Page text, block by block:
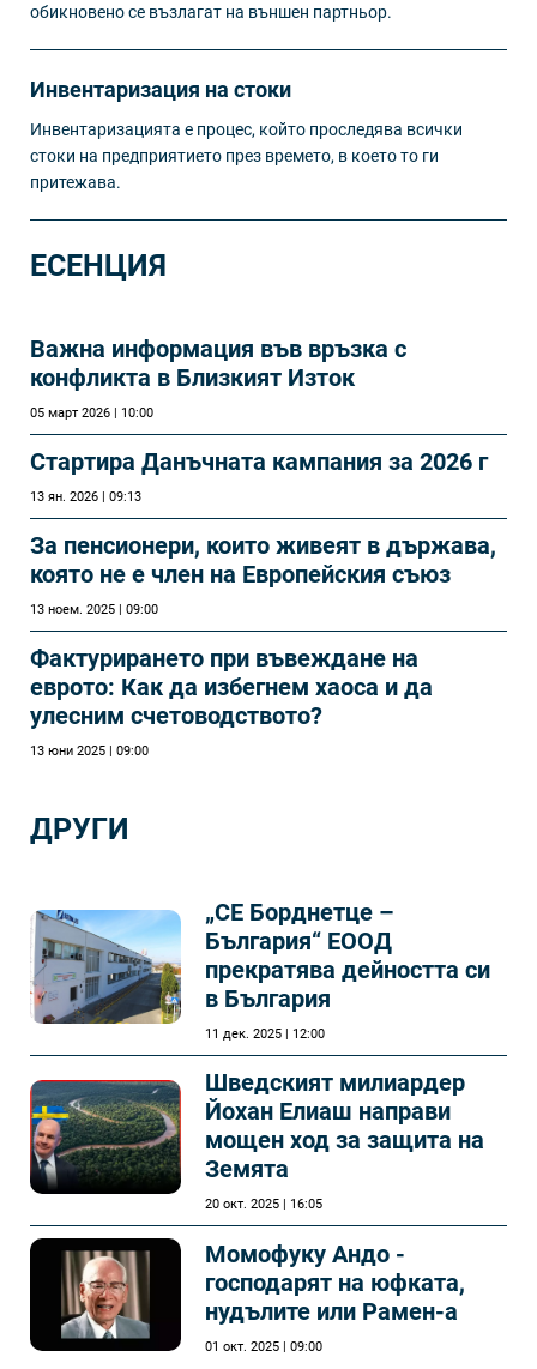
обикновено се възлагат на външен партньор.
Инвентаризация на стоки
Инвентаризацията е процес, който проследява всички
стоки на предприятието през времето, в което то ги
притежава.
ЕСЕНЦИЯ
Важна информация във връзка с
конфликта в Близкият Изток
05 март 2026 | 10:00
Стартира Данъчната кампания за 2026 г
13 ян. 2026 | 09:13
За пенсионери, които живеят в държава,
която не е член на Европейския съюз
13 ноем. 2025 | 09:00
Фактурирането при въвеждане на
еврото: Как да избегнем хаоса и да
улесним счетоводството?
13 юни 2025 | 09:00
ДРУГИ
„СЕ Борднетце –
България“ ЕООД
прекратява дейността си
в България
11 дек. 2025 | 12:00
Шведският милиардер
Йохан Елиаш направи
мощен ход за защита на
Земята
20 окт. 2025 | 16:05
Момофуку Андо -
господарят на юфката,
нудълите или Рамен-а
01 окт. 2025 | 09:00